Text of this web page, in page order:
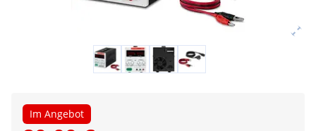
Im Angebot